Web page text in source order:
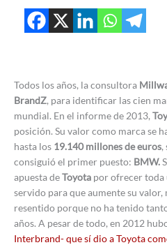
Todos los años, la consultora
BrandZ, para identificar las cien
mundial. En el informe de 2013,
posición. Su valor como marca se
hasta los 19.140 millones de euros,
consiguió el primer puesto: BMW.
apuesta deToyota por ofrecer toda
servido para que aumente su valor,
resentido porque no ha tenido
años. A pesar de todo, en 2012
Interbrand- que sí dio a Toyota